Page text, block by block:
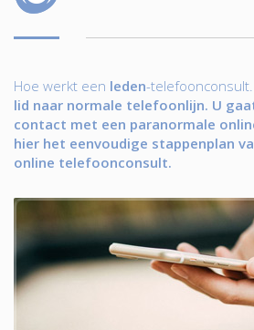
Hoe werkt een leden-telefoonconsult.
lid naar normale telefoonlijn. U
contact met een paranormale
hier het eenvoudige stappenplan
online telefoonconsult.